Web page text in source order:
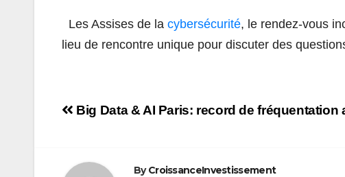
Les Assises de la cybersécurité, le rendez-vous
lieu de rencontre unique pour discuter des
Navigation
l’article
Big Data & AI Paris: record de
ByCroissanceInvestissement